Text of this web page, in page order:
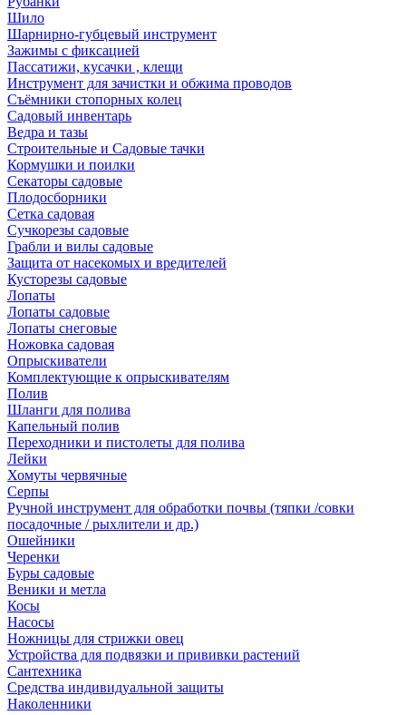
Шило
Шарнирно-губцевый инструмент
Зажимы с фиксацией
Пассатижи, кусачки , клещи
Инструмент для зачистки и обжима проводов
Съёмники стопорных колец
Садовый инвентарь
Ведра и тазы
Строительные и Садовые тачки
Кормушки и поилки
Секаторы садовые
Плодосборники
Сетка садовая
Сучкорезы садовые
Грабли и вилы садовые
Защита от насекомых и вредителей
Кусторезы садовые
Лопаты
Лопаты садовые
Лопаты снеговые
Ножовка садовая
Опрыскиватели
Комплектующие к опрыскивателям
Полив
Шланги для полива
Капельный полив
Переходники и пистолеты для полива
Лейки
Хомуты червячные
Серпы
Ручной инструмент для обработки почвы (тяпки /совки
посадочные / рыхлители и др.)
Ошейники
Черенки
Буры садовые
Веники и метла
Косы
Насосы
Ножницы для стрижки овец
Устройства для подвязки и прививки растений
Сантехника
Средства индивидуальной защиты
Наколенники